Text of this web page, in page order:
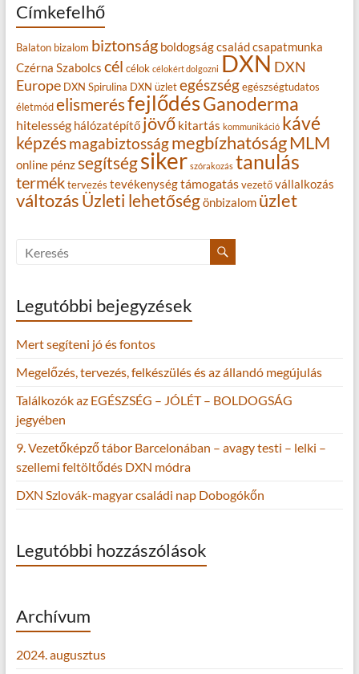
Címkefelhő
Balaton bizalom biztonság boldogságcsaládcsapatmunka
Czérna Szabolcs cél célok célokért dolgozni DXNDXN
Europe DXN Spirulina DXN üzlet egészség egészségtudatos
életmód elismerésfejlődésGanoderma
hitelesség hálózatépítő jövő kitartás kommunikáció kávé
képzésmagabiztosságmegbízhatóságMLM
online pénzsegítségsiker szórakozás tanulás
termék tervezés tevékenységtámogatás vezető vállalkozás
változás Üzleti lehetőségönbizalom üzlet
Legutóbbi bejegyzések
Mert segíteni jó és fontos
Megelőzés, tervezés, felkészülés és az állandó megújulás
Találkozók az EGÉSZSÉG – JÓLÉT – BOLDOGSÁG
jegyében
9. Vezetőképző tábor Barcelonában – avagy testi – lelki –
szellemi feltöltődés DXN módra
DXN Szlovák-magyar családi nap Dobogókőn
Legutóbbi hozzászólások
Archívum
2024. augusztus